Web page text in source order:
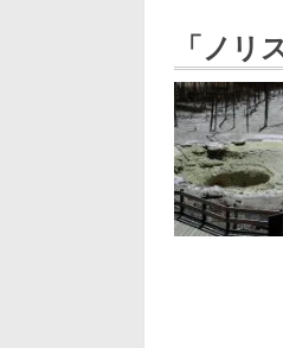
「ノリ